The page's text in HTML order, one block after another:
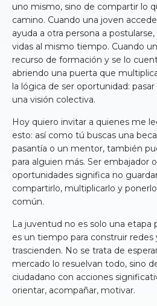
uno mismo, sino de compartir lo
camino. Cuando una joven
ayuda a otra persona a
vidas al mismo tiempo. Cuando
recurso de formación y se lo
abriendo una puerta que
la lógica de ser oportunidad:
una visión colectiva.
Hoy quiero invitar a quienes me
esto: así como tú buscas una
pasantía o un mentor, también
para alguien más. Ser embajador
oportunidades significa no
compartirlo, multiplicarlo y
común.
La juventud no es solo una etapa
es un tiempo para construir redes
trascienden. No se trata de
mercado lo resuelvan todo, sino
ciudadano con acciones
orientar, acompañar, motivar.